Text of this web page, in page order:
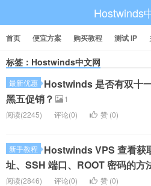
Hostwinds
首页 便宜方案 购买教程 测试 IP
标签：Hostwinds中文网
最新优惠
Hostwinds 是否有双十
黑五促销？
1
阅读(2245)
评论(0) 赞 (0)
新手教程
Hostwinds VPS 查看获
址、SSH 端口、ROOT 密码的方
阅读(2846)
评论(0) 赞 (0)